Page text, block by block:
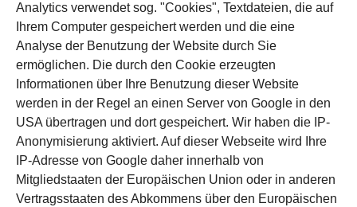
Analytics verwendet sog. "Cookies", Textdateien, die auf
Ihrem Computer gespeichert werden und die eine
Analyse der Benutzung der Website durch Sie
ermöglichen. Die durch den Cookie erzeugten
Informationen über Ihre Benutzung dieser Website
werden in der Regel an einen Server von Google in den
USA übertragen und dort gespeichert. Wir haben die IP-
Anonymisierung aktiviert. Auf dieser Webseite wird Ihre
IP-Adresse von Google daher innerhalb von
Mitgliedstaaten der Europäischen Union oder in anderen
Vertragsstaaten des Abkommens über den Europäischen